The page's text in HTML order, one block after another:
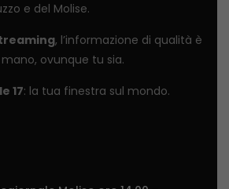
e del Molise.
, l’informazione di qualità è
ovunque tu sia.
17: la tua finestra sul mondo.